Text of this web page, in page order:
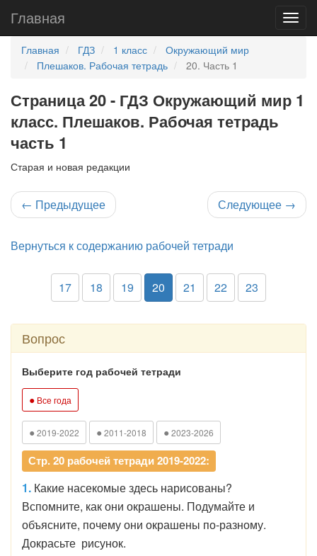
Главная
Главная ГДЗ 1 класс
Окружающий мир
Плешаков. Рабочая тетрадь
20. Часть 1
Страница 20 - ГДЗ Окружающий мир 1
класс. Плешаков. Рабочая тетрадь
часть 1
Старая и новая редакции
← Предыдущее Следующее →
Вернуться к содержанию рабочей тетради
17 18 19 20 21 22 23
Вопрос
Выберите год рабочей тетради
● Все года
● 2019-2022 ● 2011-2018 ● 2023-2026
Стр. 20 рабочей тетради 2019-2022:
1. Какие насекомые здесь нарисованы?
Вспомните, как они окрашены. Подумайте и
объясните, почему они окрашены по-разному.
Докрасьте рисунок.